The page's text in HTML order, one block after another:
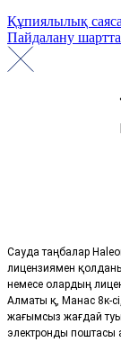
Құпиялылық
Пайдалану
Сауда таңбалар
лицензиямен
немесе олардың
Алматы қ, Манас 8к-
жағымсыз жағдай
электронды поштасы